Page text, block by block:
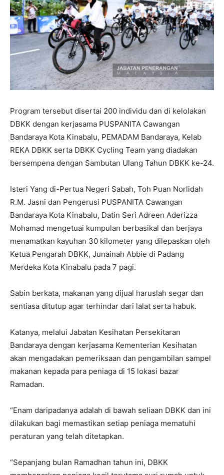
Program tersebut disertai 200 individu dan di kelolakan
DBKK dengan kerjasama PUSPANITA Cawangan
Bandaraya Kota Kinabalu, PEMADAM Bandaraya, Kelab
REKA DBKK serta DBKK Cycling Team yang diadakan
bersempena dengan Sambutan Ulang Tahun DBKK ke-24.
Isteri Yang di-Pertua Negeri Sabah, Toh Puan Norlidah
R.M. Jasni dan Pengerusi PUSPANITA Cawangan
Bandaraya Kota Kinabalu, Datin Seri Adreen Aderizza
Mohamad mengetuai kumpulan berbasikal dan berjaya
menamatkan kayuhan 30 kilometer yang dilepaskan oleh
Ketua Pengarah DBKK, Junainah Abbie di Padang
Merdeka Kota Kinabalu pada 7 pagi.
Sabin berkata, makanan yang dijual haruslah segar dan
sentiasa ditutup agar terhindar dari lalat serta habuk.
Katanya, melalui Jabatan Kesihatan Persekitaran
Bandaraya dengan kerjasama Kementerian Kesihatan
akan mengadakan pemeriksaan dan pengambilan sampel
makanan kepada para peniaga di 15 lokasi bazar
Ramadan.
“Enam daripadanya adalah di bawah seliaan DBKK dan ini
dilakukan bagi memastikan setiap peniaga mematuhi
peraturan yang telah ditetapkan.
“Sepanjang bulan Ramadhan tahun ini, DBKK